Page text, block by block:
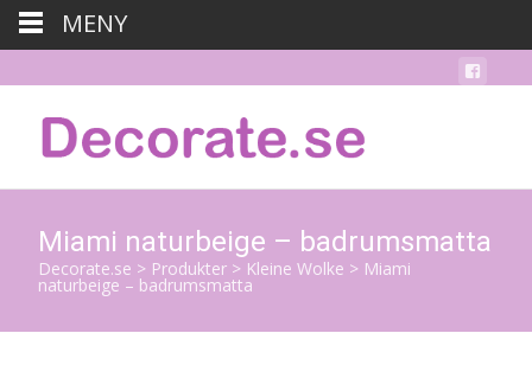
Miami naturbeige – badrumsmatta
Decorate.se > Produkter > Kleine Wolke > Miami
naturbeige – badrumsmatta
MENY